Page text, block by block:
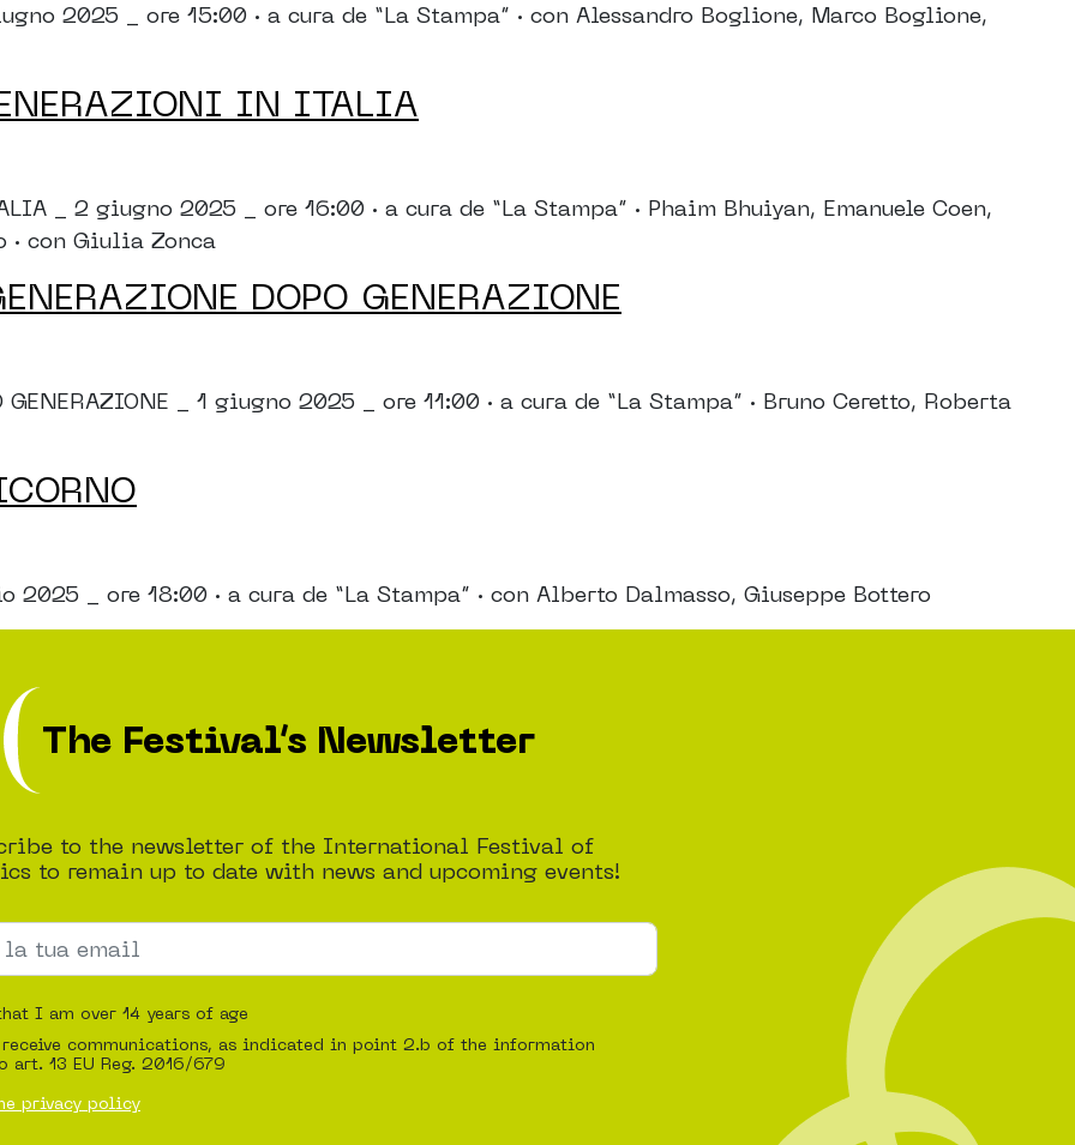
2025 _ ore 15:00 · a cura de “La Stampa” · con Alessandro Boglione, Marco Boglione,
IN ITALIA
_ 2 giugno 2025 _ ore 16:00 · a cura de “La Stampa” · Phaim Bhuiyan, Emanuele Coen,
· con Giulia Zonca
DOPO GENERAZIONE
GENERAZIONE _ 1 giugno 2025 _ ore 11:00 · a cura de “La Stampa” · Bruno Ceretto, Roberta
2025 _ ore 18:00 · a cura de “La Stampa” · con Alberto Dalmasso, Giuseppe Bottero
The Festival’s Newsletter
to the newsletter of the International Festival of
to remain up to date with news and upcoming events!
I am over 14 years of age
communications, as indicated in point 2.b of the information
art. 13 EU Reg. 2016/679
privacy policy